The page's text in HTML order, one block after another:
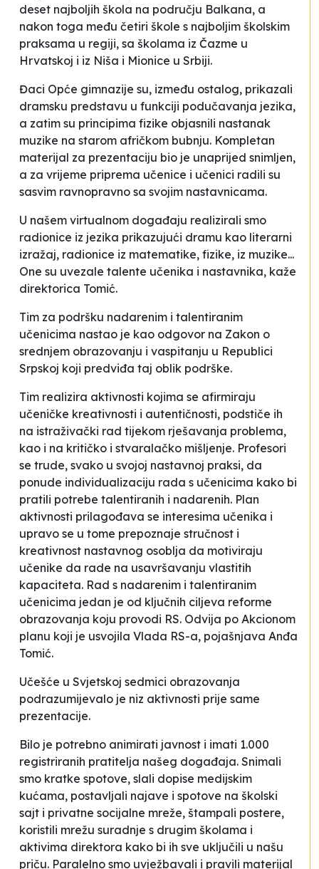
deset najboljih škola na području Balkana, a
nakon toga među četiri škole s najboljim školskim
praksama u regiji, sa školama iz Čazme u
Hrvatskoj i iz Niša i Mionice u Srbiji.
Đaci Opće gimnazije su, između ostalog, prikazali
dramsku predstavu u funkciji podučavanja jezika,
a zatim su principima fizike objasnili nastanak
muzike na starom afričkom bubnju. Kompletan
materijal za prezentaciju bio je unaprijed snimljen,
a za vrijeme priprema učenice i učenici radili su
sasvim ravnopravno sa svojim nastavnicama.
U našem virtualnom događaju realizirali smo
radionice iz jezika prikazujući dramu kao literarni
izražaj, radionice iz matematike, fizike, iz muzike...
One su uvezale talente učenika i nastavnika, kaže
direktorica Tomić.
Tim za podršku nadarenim i talentiranim
učenicima nastao je kao odgovor na Zakon o
srednjem obrazovanju i vaspitanju u Republici
Srpskoj koji predviđa taj oblik podrške.
Tim realizira aktivnosti kojima se afirmiraju
učeničke kreativnosti i autentičnosti, podstiče ih
na istraživački rad tijekom rješavanja problema,
kao i na kritičko i stvaralačko mišljenje. Profesori
se trude, svako u svojoj nastavnoj praksi, da
ponude individualizaciju rada s učenicima kako bi
pratili potrebe talentiranih i nadarenih. Plan
aktivnosti prilagođava se interesima učenika i
upravo se u tome prepoznaje stručnost i
kreativnost nastavnog osoblja da motiviraju
učenike da rade na usavršavanju vlastitih
kapaciteta. Rad s nadarenim i talentiranim
učenicima jedan je od ključnih ciljeva reforme
obrazovanja koju provodi RS. Odvija po Akcionom
planu koji je usvojila Vlada RS-a, pojašnjava Anđa
Tomić.
Učešće u Svjetskoj sedmici obrazovanja
podrazumijevalo je niz aktivnosti prije same
prezentacije.
Bilo je potrebno animirati javnost i imati 1.000
registriranih pratitelja našeg događaja. Snimali
smo kratke spotove, slali dopise medijskim
kućama, postavljali najave i spotove na školski
sajt i privatne socijalne mreže, štampali postere,
koristili mrežu suradnje s drugim školama i
aktivima direktora kako bi ih sve uključili u našu
priču. Paralelno smo uvježbavali i pravili materijal